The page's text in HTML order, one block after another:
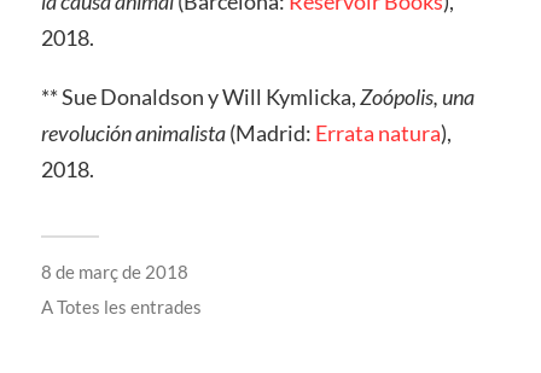
2018.
** Sue Donaldson y Will Kymlicka,Zoópolis, una
revolución animalista(Madrid: Errata natura),
2018.
8 de març de 2018
ATotes les entrades